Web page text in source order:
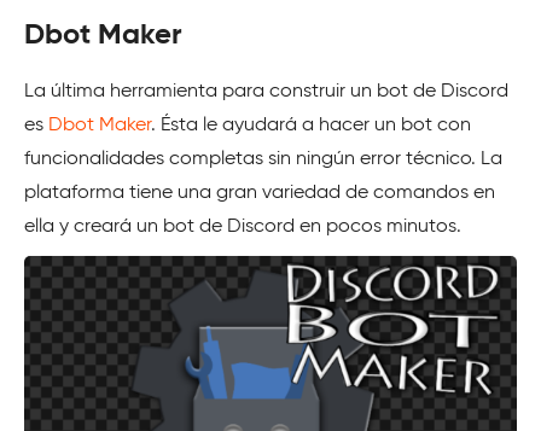
Dbot Maker
La última herramienta para construir un bot de Discord
es Dbot Maker. Ésta le ayudará a hacer un bot con
funcionalidades completas sin ningún error técnico. La
plataforma tiene una gran variedad de comandos en
ella y creará un bot de Discord en pocos minutos.